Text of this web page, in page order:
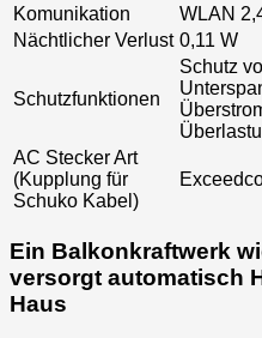
Komunikation
WLAN
Nächtlicher Verlust 0,11 W
Schutzfunktionen
Schutz
AC Stecker Art
(Kupplung für
Schuko Kabel)
Ein Balkonkraftwerk
versorgt automatisch
Haus